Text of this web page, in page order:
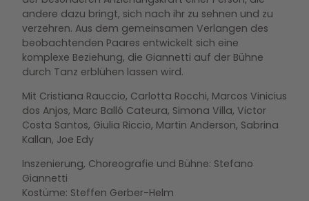
andere dazu bringt, sich nach ihr zu sehnen und zu
verzehren. Aus dem gemeinsamen Verlangen des
beobachtenden Paares entwickelt sich eine
komplexe Beziehung, die Giannetti auf der Bühne
durch Tanz erblühen lassen wird.
Mit Cristiana Rauccio, Carlotta Rocchi, Marcos Vinicius
dos Anjos, Marc Balló Cateura, Simona Villa, Victor
Costa Santos, Giulia Riccio, Martin Anderson, Sabrina
Kallan, Joe Edy
Inszenierung, Choreografie und Bühne: Stefano
Giannetti
Kostüme: Steffen Gerber-Helm